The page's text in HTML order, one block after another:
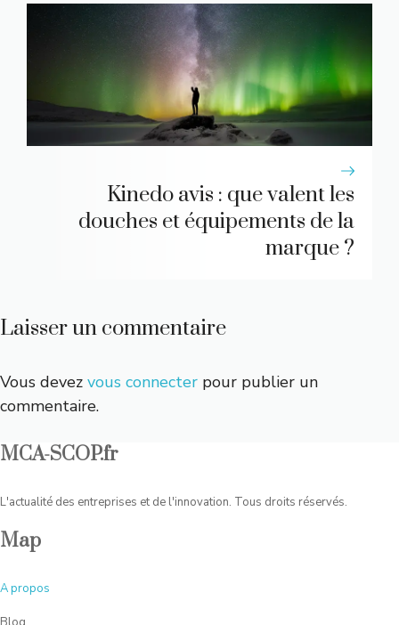
Kinedo avis : que valent les
douches et équipements de la
marque ?
Laisser un commentaire
Vous devez vous connecter pour publier un
commentaire.
MCA-SCOP.fr
L'actualité des entreprises et de l'innovation. Tous droits réservés.
Map
Apropos